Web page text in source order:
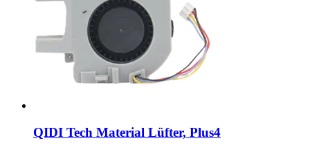
QIDI Tech Material Lüfter, Plus4